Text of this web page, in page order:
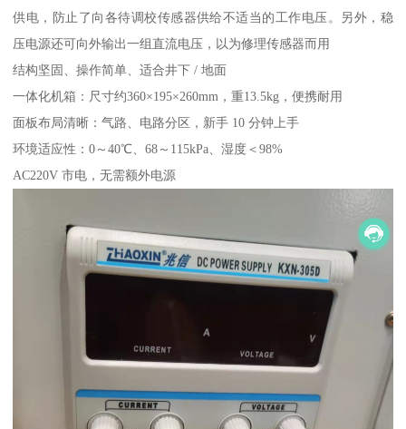
供电，防止了向各待调校传感器供给不适当的工作电压。另外，稳
压电源还可向外输出一组直流电压，以为修理传感器而用
结构坚固、操作简单、适合井下 / 地面
一体化机箱：尺寸约360×195×260mm，重13.5kg，便携耐用
面板布局清晰：气路、电路分区，新手 10 分钟上手
环境适应性：0～40℃、68～115kPa、湿度＜98%
AC220V 市电，无需额外电源